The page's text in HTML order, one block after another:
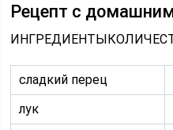
Рецепт с
сладкий перец
лук